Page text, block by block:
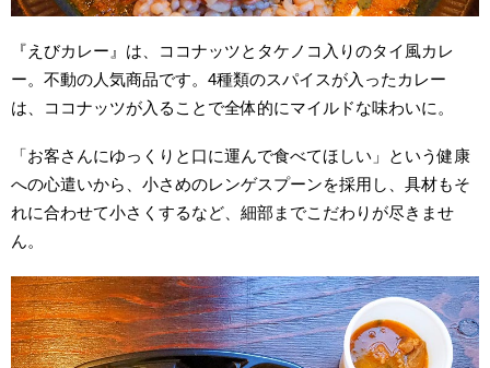
『えびカレー』は、ココナッツとタケノコ入りのタイ風カレ
ー。不動の人気商品です。4種類のスパイスが入ったカレー
は、ココナッツが入ることで全体的にマイルドな味わいに。
「お客さんにゆっくりと口に運んで食べてほしい」という健康
への心遣いから、小さめのレンゲスプーンを採用し、具材もそ
れに合わせて小さくするなど、細部までこだわりが尽きませ
ん。